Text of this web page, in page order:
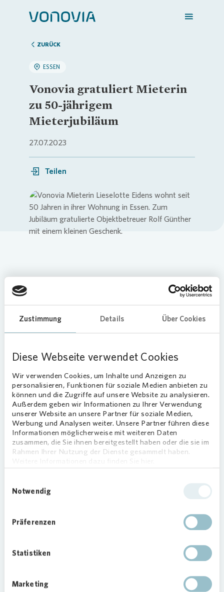
Zustimmung Details Über Cookies
Diese Webseite verwendet Cookies
Wir verwenden Cookies, um Inhalte und Anzeigen zu
personalisieren, Funktionen für soziale Medien anbieten zu
können und die Zugriffe auf unsere Website zu analysieren.
Außerdem geben wir Informationen zu Ihrer Verwendung
unserer Website an unsere Partner für soziale Medien,
Werbung und Analysen weiter. Unsere Partner führen diese
Informationen möglicherweise mit weiteren Daten
zusammen, die Sie ihnen bereitgestellt haben oder die sie im
Rahmen Ihrer Nutzung der Dienste gesammelt haben.
Notwendig
Präferenzen
Statistiken
Marketing
Zuhause finden
Mein Zuhause
Meine Stadt
Login
ZURÜCK
ESSEN
Vonovia gratuliert Mieterin
zu 50-jährigem
Mieterjubiläum
27.07.2023
Teilen
Loading...
Liselotte Eidens wohnt bereits seit 50
Jahren in ihrer gemütlichen Wohnung im
schönen Schonnebeck.
Als Dankeschön überreichteVonovia
Objektbetreuer Rolf Günther der freundlichen
Rentnerin ein kleines Geschenk. Frau Eidens freut
sich: „Ich wohne seit 50 Jahren sehr gerne in
27.07.2023